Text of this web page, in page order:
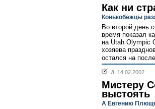
Как ни
Конькобежцы
Во второй день
время показал
на Utah Olympic
хозяева
остался на
// 14.02.2002
Мистеру
выстоять
А Евгению